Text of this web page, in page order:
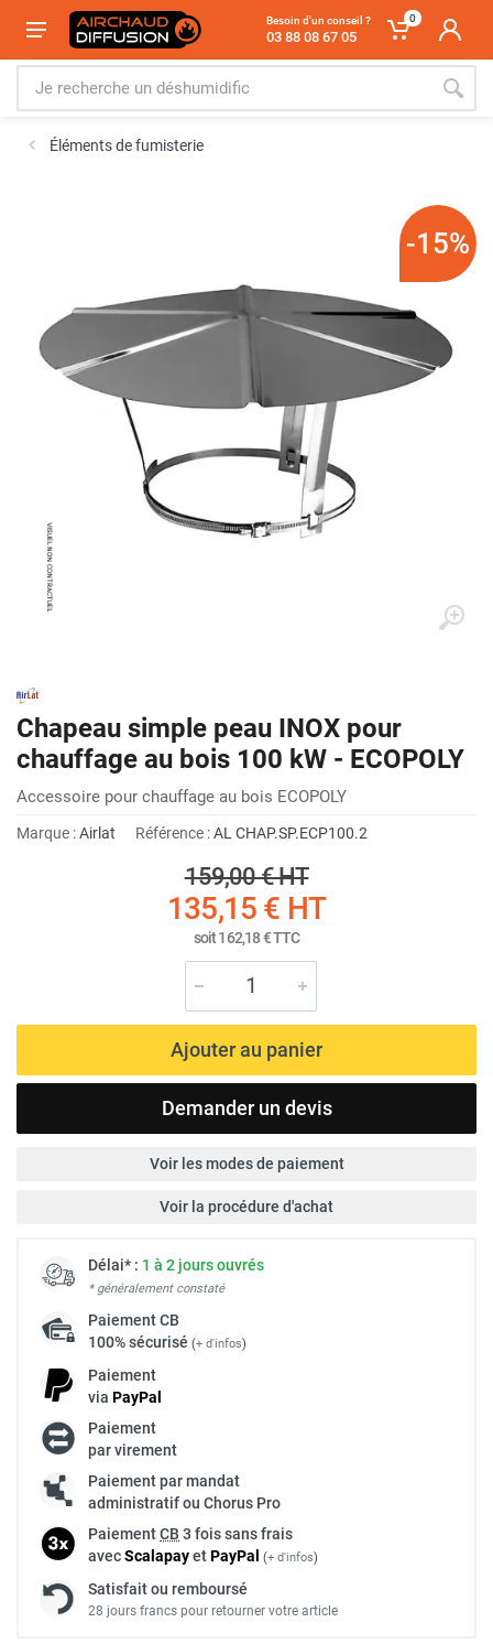
Besoin d'un conseil ?
03 88 08 67 05
0
Éléments de fumisterie
-15%
Chapeau simple peau INOX pour
chauffage au bois 100 kW - ECOPOLY
Accessoire pour chauffage au bois ECOPOLY
Marque :Airlat Référence :AL CHAP.SP.ECP100.2
159,00 €HT
135,15 € HT
soit162,18 €TTC
Ajouter au panier
Demander un devis
Voir les modes de paiement
Voir la procédure d'achat
Délai* : 1 à 2 jours ouvrés
* généralement constaté
PaiementCB
100% sécurisé (+ d'infos)
Paiement
via PayPal
Paiement
par virement
Paiement par mandat
administratif ou Chorus Pro
PaiementCB 3 fois sans frais
avecScalapayetPayPal (+ d'infos)
Satisfait ou remboursé
28 jours francs pour retourner votre article